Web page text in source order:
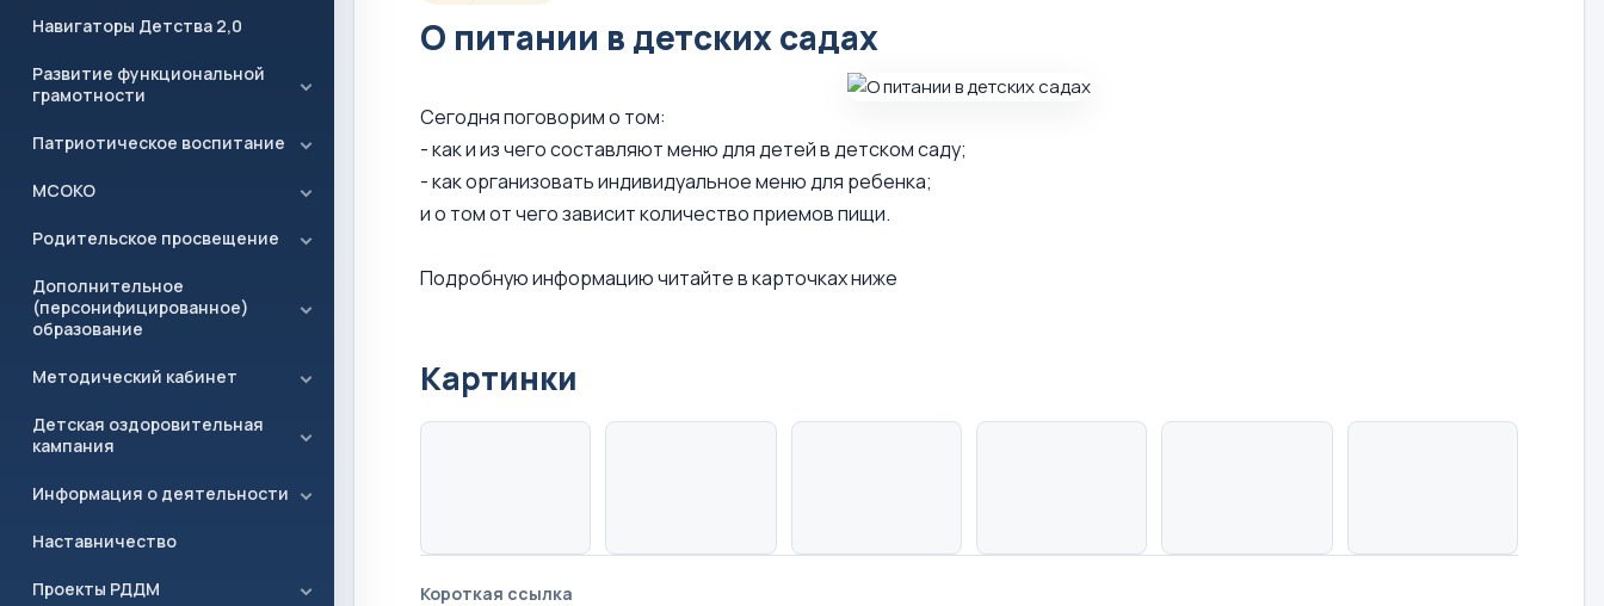
Навигаторы Детства 2,0
Развитие функциональной
грамотности
Патриотическое воспитание
МСОКО
Родительское просвещение
Дополнительное
(персонифицированное)
образование
Методический кабинет
Детская оздоровительная
кампания
Информация о деятельности
Наставничество
Проекты РДДМ
О питании в детских садах
Сегодня поговорим о том:
- как и из чего составляют меню для детей в детском саду;
- как организовать индивидуальное меню для ребенка;
и о том от чего зависит количество приемов пищи.
Подробную информацию читайте в карточках ниже
Картинки
Короткая ссылка